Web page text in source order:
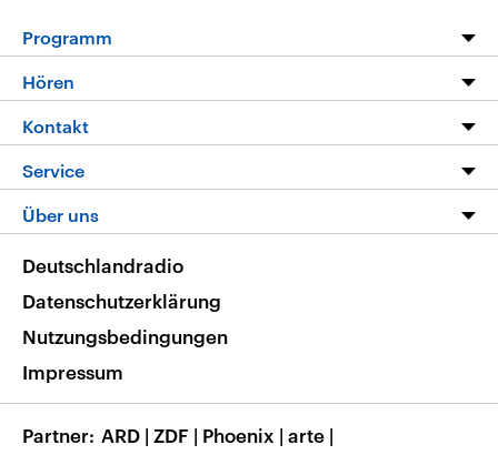
Programm
Programm
Die Nachrichten
Nachrichtenleicht
Neue Beiträge auf dlf.de
Hören
Livestream
Podcasts
Deutschlandfunk App
Nachrichten App
Frequenzen
Kontakt
Hörerservice
Service
FAQ
Veranstaltungen
Musikliste
RSS
Über uns
Barrierefreiheit
Deutschlandradio
Datenschutzerklärung
Nutzungsbedingungen
Impressum
Partner ARD | ZDF | Phoenix | arte |